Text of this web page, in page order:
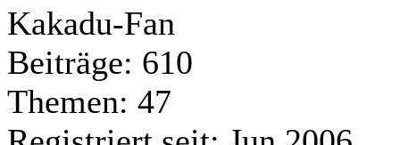
Kakadu-Fan
Beiträge: 610
Themen: 47